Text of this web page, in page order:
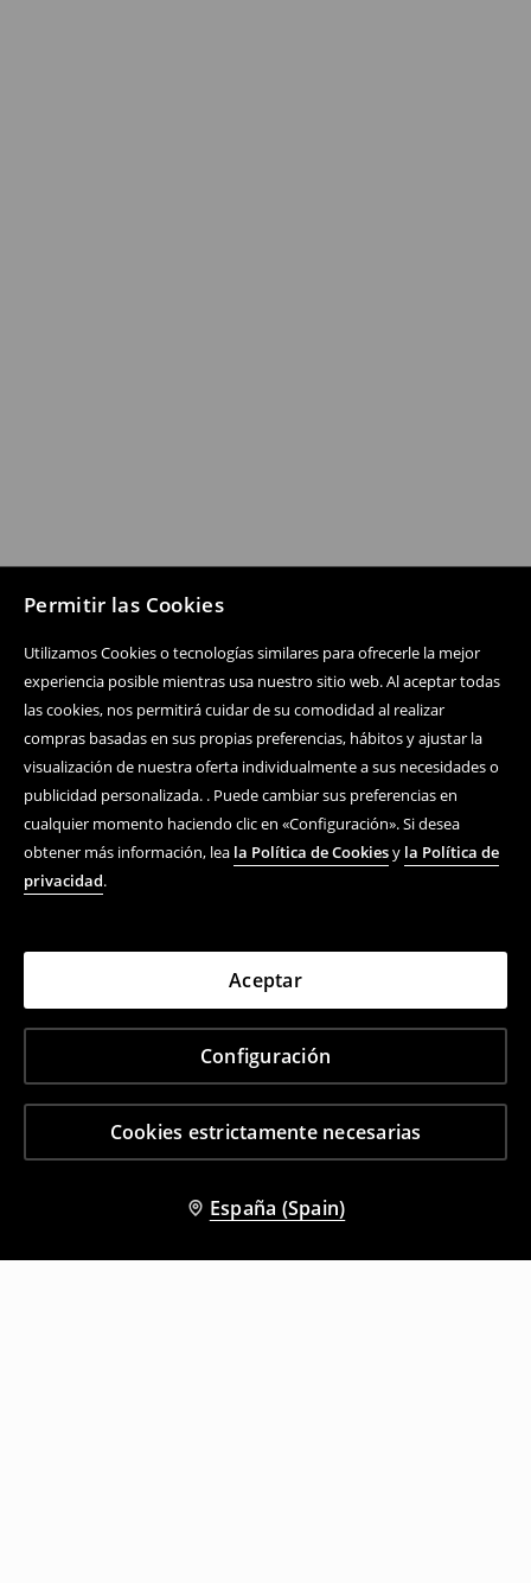
Permitir las Cookies
Utilizamos Cookies o tecnologías similares para ofrecerle la mejor
experiencia posible mientras usa nuestro sitio web. Al aceptar todas
las cookies, nos permitirá cuidar de su comodidad al realizar
compras basadas en sus propias preferencias, hábitos y ajustar la
visualización de nuestra oferta individualmente a sus necesidades o
publicidad personalizada. . Puede cambiar sus preferencias en
cualquier momento haciendo clic en «Configuración». Si desea
obtener más información, lea la Política de Cookiesy la Política de
privacidad.
Cookies estrictamente necesarias
Configuración
Aceptar
España (Spain)